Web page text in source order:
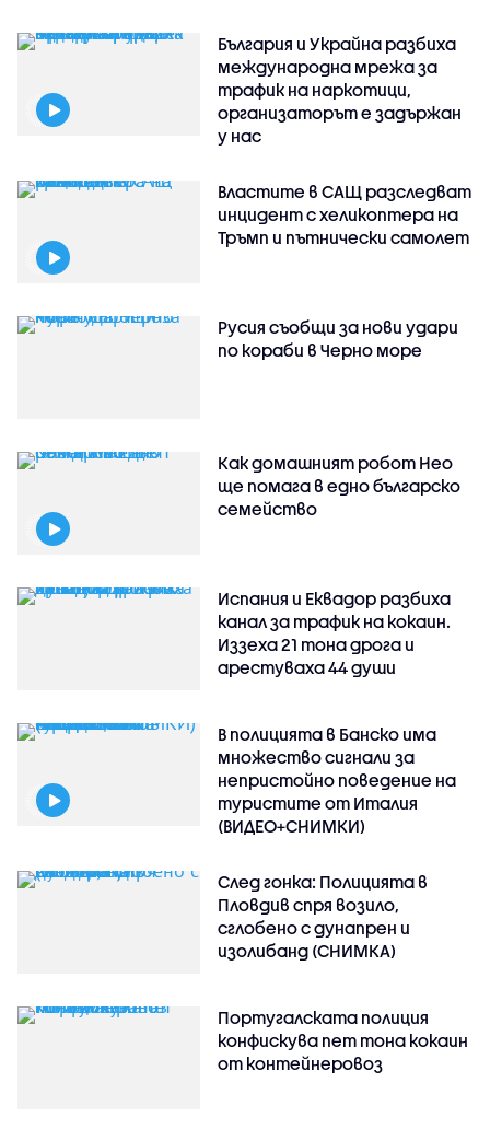
България и Украйна разбиха
международна мрежа за
трафик на наркотици,
организаторът е задържан
у нас
Властите в САЩ разследват
инцидент с хеликоптера на
Тръмп и пътнически самолет
Русия съобщи за нови удари
по кораби в Черно море
Как домашният робот Нео
ще помага в едно българско
семейство
Испания и Еквадор разбиха
канал за трафик на кокаин.
Иззеха 21 тона дрога и
арестуваха 44 души
В полицията в Банско има
множество сигнали за
непристойно поведение на
туристите от Италия
(ВИДЕО+СНИМКИ)
След гонка: Полицията в
Пловдив спря возило,
сглобено с дунапрен и
изолибанд (СНИМКА)
Португалската полиция
конфискува пет тона кокаин
от контейнеровоз